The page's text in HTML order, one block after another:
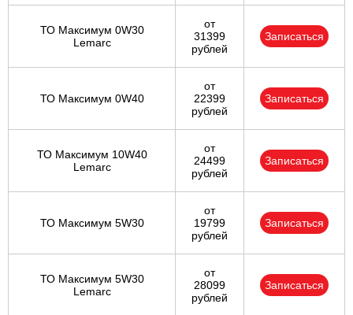
ТО Максимум 0W30
Lemarc
от
31399
рублей
Записаться
ТО Максимум 0W40
от
22399
рублей
Записаться
ТО Максимум 10W40
Lemarc
от
24499
рублей
Записаться
ТО Максимум 5W30
от
19799
рублей
Записаться
ТО Максимум 5W30
Lemarc
от
28099
рублей
Записаться